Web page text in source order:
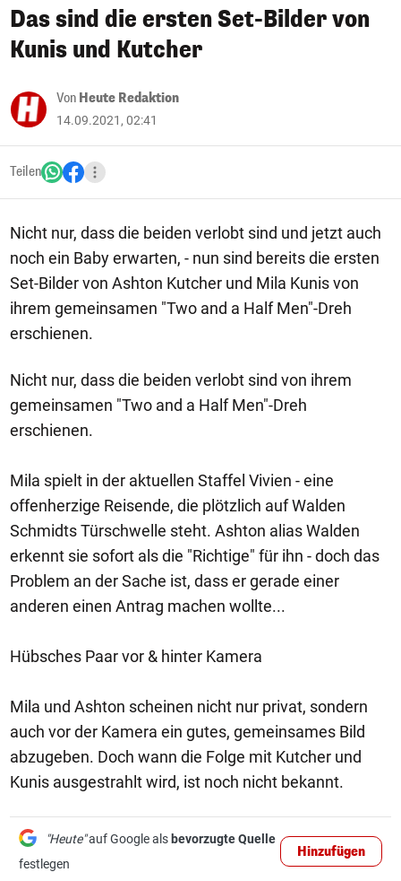
Das sind die ersten Set-Bilder von
Kunis und Kutcher
Von Heute Redaktion
14.09.2021, 02:41
Teilen
Nicht nur, dass die beiden verlobt sind und jetzt auch
noch ein Baby erwarten, - nun sind bereits die ersten
Set-Bilder von Ashton Kutcher und Mila Kunis von
ihrem gemeinsamen "Two and a Half Men"-Dreh
erschienen.
Nicht nur, dass die beiden verlobt sind von ihrem
gemeinsamen "Two and a Half Men"-Dreh
erschienen.
Mila spielt in der aktuellen Staffel Vivien - eine
offenherzige Reisende, die plötzlich auf Walden
Schmidts Türschwelle steht. Ashton alias Walden
erkennt sie sofort als die "Richtige" für ihn - doch das
Problem an der Sache ist, dass er gerade einer
anderen einen Antrag machen wollte...
Hübsches Paar vor & hinter Kamera
Mila und Ashton scheinen nicht nur privat, sondern
auch vor der Kamera ein gutes, gemeinsames Bild
abzugeben. Doch wann die Folge mit Kutcher und
Kunis ausgestrahlt wird, ist noch nicht bekannt.
"Heute"auf Google als bevorzugte Quelle
festlegen
Hinzufügen